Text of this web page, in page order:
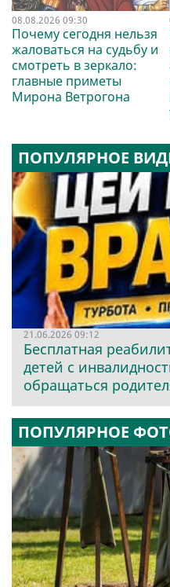
08.08.2026 09:30
Почему сегодня нельзя
жаловаться на судьбу и
смотреть в зеркало:
главные приметы
Мирона Ветрогона
ПОПУЛЯРНОЕ
21.06.2026 09:12
Бесплатная
детей с
обращаться
ПОПУЛЯРНОЕ